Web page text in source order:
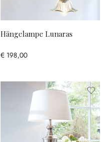
Hängelampe Lunaras
€ 198,00